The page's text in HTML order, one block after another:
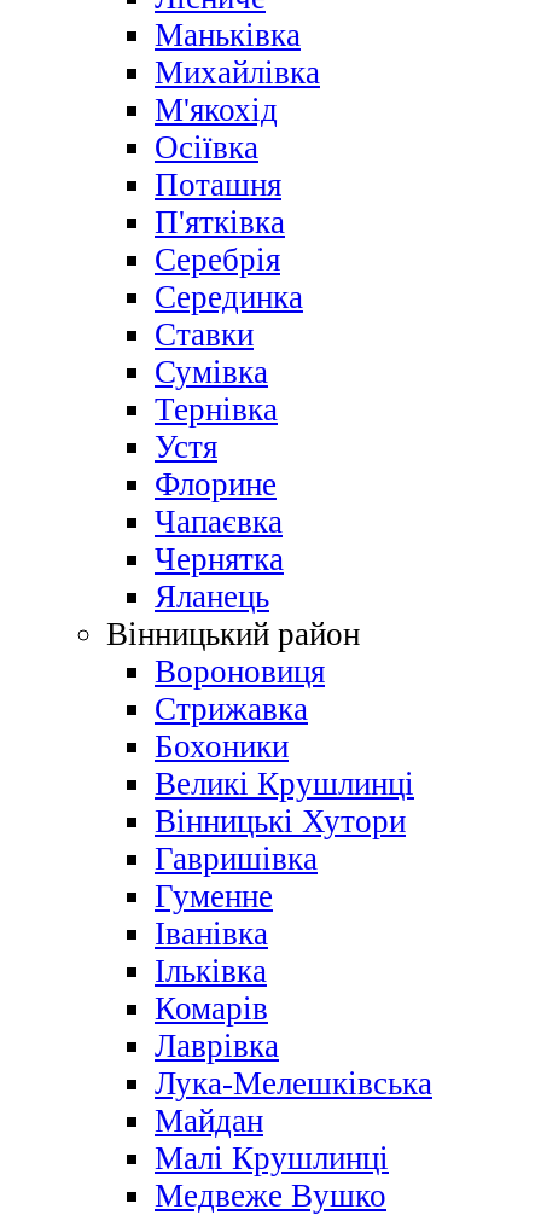
Маньківка
Михайлівка
М'якохід
Осіївка
Поташня
П'ятківка
Серебрія
Серединка
Ставки
Сумівка
Тернівка
Устя
Флорине
Чапаєвка
Чернятка
Яланець
Вінницький район
Вороновиця
Стрижавка
Бохоники
Великі Крушлинці
Вінницькі Хутори
Гавришівка
Гуменне
Іванівка
Ільківка
Комарів
Лаврівка
Лука-Мелешківська
Майдан
Малі Крушлинці
Медвеже Вушко